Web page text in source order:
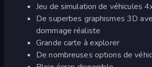
Jeu de simulation de véhicules
De superbes graphismes 3D
dommage réaliste
Grande carte à explorer
De nombreuses options de